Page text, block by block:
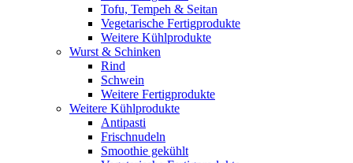
Tofu, Tempeh & Seitan
Vegetarische Fertigprodukte
Weitere Kühlprodukte
Wurst & Schinken
Rind
Schwein
Weitere Fertigprodukte
Weitere Kühlprodukte
Antipasti
Frischnudeln
Smoothie gekühlt